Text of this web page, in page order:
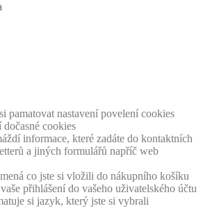
pamatovat nastavení povelení cookies
cookies
informace, které zadáte do kontaktních
a jiných formulářů napříč web
co jste si vložili do nákupního košíku
přihlášení do vašeho uživatelského účtu
si jazyk, který jste si vybrali